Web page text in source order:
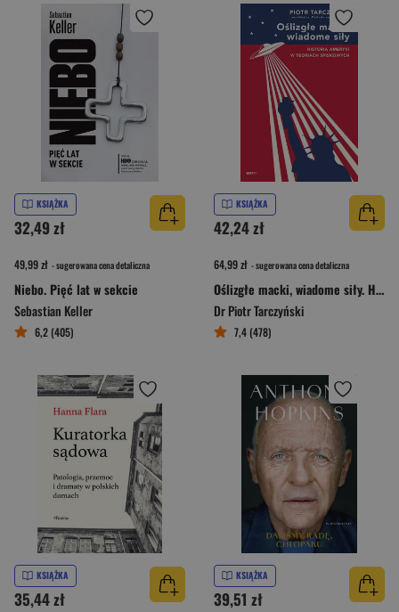
KSIĄŻKA
32,49 zł
49,99 zł - sugerowana cena detaliczna
Niebo. Pięć lat w sekcie
Sebastian Keller
6,2 (405)
KSIĄŻKA
42,24 zł
64,99 zł - sugerowana cena detaliczna
Oślizgłe macki, wiadome siły. Historia Ameryki w teoriach spiskowych
Dr Piotr Tarczyński
7,4 (478)
KSIĄŻKA
35,44 zł
KSIĄŻKA
39,51 zł